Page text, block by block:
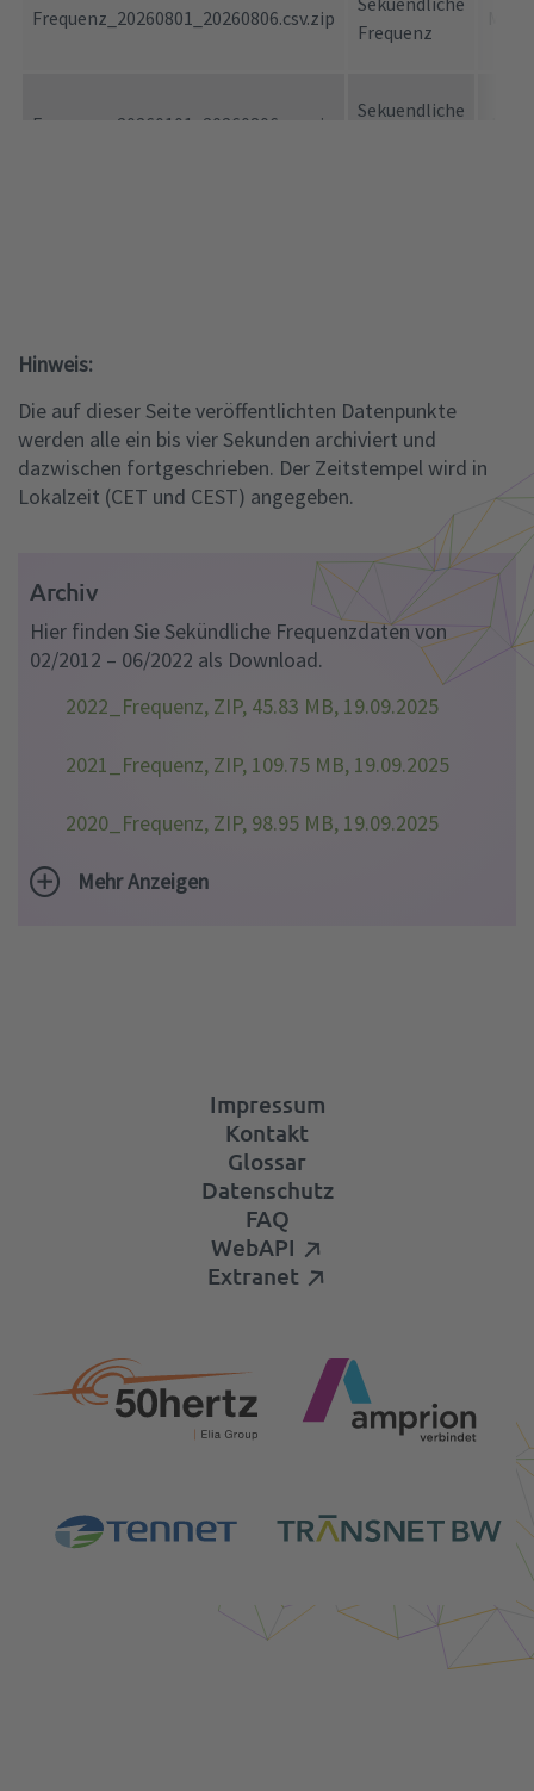
Frequenz_20260801_20260806.csv.zip
Frequenz
Frequenz_20260101_20260806.csv.zip
Sekuendliche
Hinweis:
Die auf dieser Seite veröffentlichten Datenpunkte
werden alle ein bis vier Sekunden archiviert und
dazwischen fortgeschrieben. Der Zeitstempel wird in
Lokalzeit (CET und CEST) angegeben.
Archiv
Hier finden Sie Sekündliche Frequenzdaten von
02/2012 – 06/2022 als Download.
2022_Frequenz, ZIP, 45.83 MB, 19.09.2025
2021_Frequenz, ZIP, 109.75 MB, 19.09.2025
2020_Frequenz, ZIP, 98.95 MB, 19.09.2025
Mehr Anzeigen
Impressum
Kontakt
Glossar
Datenschutz
FAQ
WebAPI
Extranet